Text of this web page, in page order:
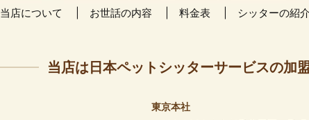
当店について お世話の内容 料金表 シッターの紹介
当店は日本ペットシッターサービスの加
東京本社